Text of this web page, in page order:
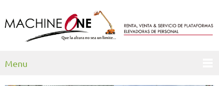
Menu